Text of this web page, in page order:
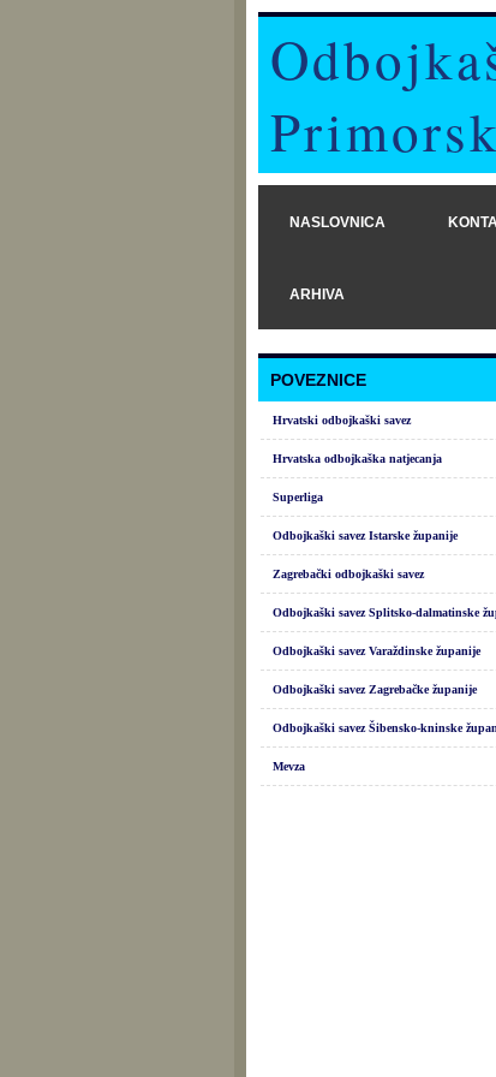
NASLOVNICA
ARHIVA
POVEZNICE
Hrvatski odbojkaški savez
Hrvatska odbojkaška natjecanja
Superliga
Odbojkaški savez Istarske županije
Zagrebački odbojkaški savez
Odbojkaški savez Splitsko-dalmatinske
Odbojkaški savez Varaždinske županije
Odbojkaški savez Zagrebačke županije
Odbojkaški savez Šibensko-kninske
Mevza